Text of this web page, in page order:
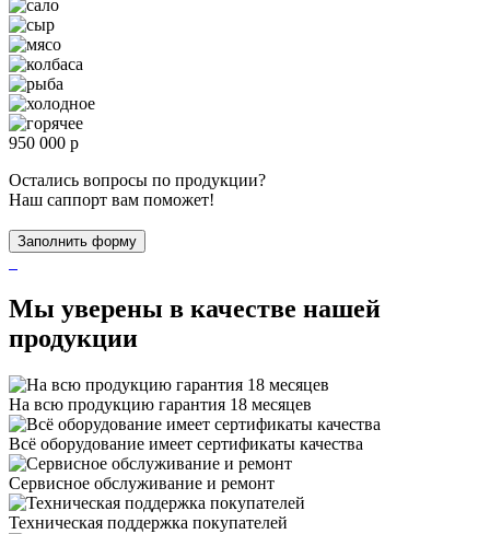
950 000 р
Остались вопросы по продукции?
Наш саппорт вам поможет!
Заполнить форму
Мы уверены в качестве нашей
продукции
На всю продукцию гарантия 18 месяцев
Всё оборудование имеет сертификаты качества
Сервисное обслуживание и ремонт
Техническая поддержка покупателей